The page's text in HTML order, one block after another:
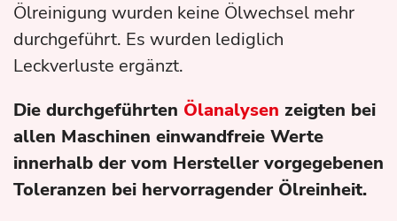
Ölreinigung wurden keine Ölwechsel mehr
durchgeführt. Es wurden lediglich
Leckverluste ergänzt.
Die durchgeführten Ölanalysen zeigten bei
allen Maschinen einwandfreie Werte
innerhalb der vom Hersteller vorgegebenen
Toleranzen bei hervorragender Ölreinheit.